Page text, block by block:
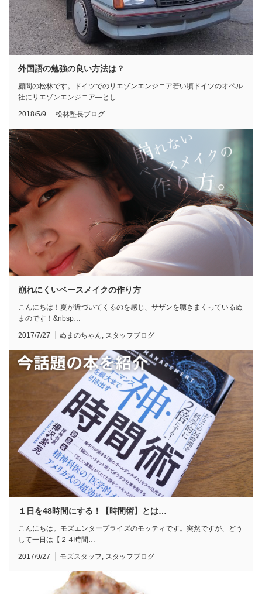
外国語の勉強の良い方法は？
顧問の松林です。ドイツでのリエゾンエンジニア若い頃ドイツのオペル
社にリエゾンエンジニア―とし…
2018/5/9 松林塾長ブログ
崩れにくいベースメイクの作り方
こんにちは！夏が近づいてくるのを感じ、サザンを聴きまくっているぬ
まのです！&nbsp…
2017/7/27 ぬまのちゃん, スタッフブログ
１日を48時間にする！【時間術】とは…
こんにちは。モズエンタープライズのモッティです。突然ですが、どう
して一日は【２４時間…
2017/9/27 モズスタッフ, スタッフブログ